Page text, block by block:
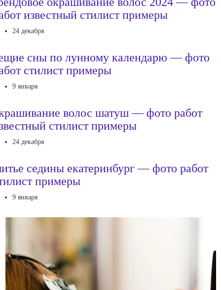
известный стилист примеры
24 декабря
сны по лунному календарю — фото
стилист примеры
9 января
волос шатуш — фото работ
стилист примеры
24 декабря
седины екатеринбург — фото работ
примеры
9 января